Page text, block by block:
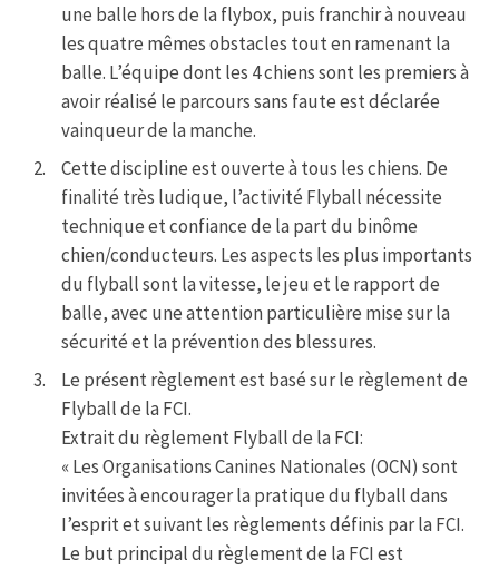
une balle hors de la flybox, puis franchir à nouveau
les quatre mêmes obstacles tout en ramenant la
balle. L’équipe dont les 4 chiens sont les premiers à
avoir réalisé le parcours sans faute est déclarée
vainqueur de la manche.
Cette discipline est ouverte à tous les chiens. De
finalité très ludique, l’activité Flyball nécessite
technique et confiance de la part du binôme
chien/conducteurs. Les aspects les plus importants
du flyball sont la vitesse, le jeu et le rapport de
balle, avec une attention particulière mise sur la
sécurité et la prévention des blessures.
Le présent règlement est basé sur le règlement de
Flyball de la FCI.
Extrait du règlement Flyball de la FCI:
« Les Organisations Canines Nationales (OCN) sont
invitées à encourager la pratique du flyball dans
I’esprit et suivant les règlements définis par la FCI.
Le but principal du règlement de la FCI est